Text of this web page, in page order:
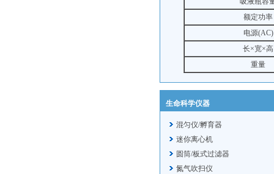
额定功率
电源(AC)
长×宽×高
重量
生命科学仪器
混匀仪/孵育器
迷你离心机
圆筒/板式过滤器
氮气吹扫仪